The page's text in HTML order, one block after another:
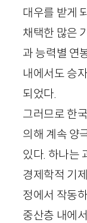
대우를 받게
채택한 많은
과 능력별 연
내에서도 승
되었다.
그러므로 한
의해 계속 양
있다. 하나는
경제학적 기
정에서 작동
중산층 내에